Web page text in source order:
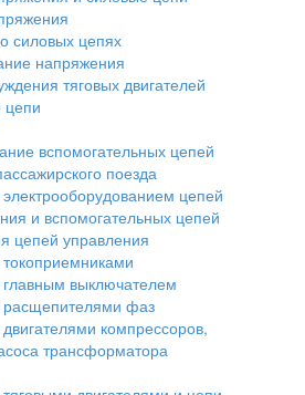
силовых цепях
напряжения
тяговых двигателей
цепи
вспомогательных цепей
поезда
цепей
и вспомогательных цепей
цепей управления
выключателем
фаз
компрессоров,
трансформатора